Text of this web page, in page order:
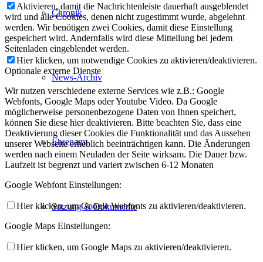
Chronik
News-Archiv
Ehrenamt
Satzung & Dokumente
Aktivieren, damit die Nachrichtenleiste dauerhaft ausgeblendet
wird und alle Cookies, denen nicht zugestimmt wurde, abgelehnt
werden. Wir benötigen zwei Cookies, damit diese Einstellung
gespeichert wird. Andernfalls wird diese Mitteilung bei jedem
Seitenladen eingeblendet werden.
Hier klicken, um notwendige Cookies zu aktivieren/deaktivieren.
Optionale externe Dienste
Wir nutzen verschiedene externe Services wie z.B.: Google
Webfonts, Google Maps oder Youtube Video. Da Google
möglicherweise personenbezogene Daten von Ihnen speichert,
können Sie diese hier deaktivieren. Bitte beachten Sie, dass eine
Deaktivierung dieser Cookies die Funktionalität und das Aussehen
unserer Webseite erheblich beeinträchtigen kann. Die Änderungen
werden nach einem Neuladen der Seite wirksam. Die Dauer bzw.
Laufzeit ist begrenzt und variert zwischen 6-12 Monaten
Google Webfont Einstellungen:
Hier klicken, um Google Webfonts zu aktivieren/deaktivieren.
Google Maps Einstellungen:
Hier klicken, um Google Maps zu aktivieren/deaktivieren.